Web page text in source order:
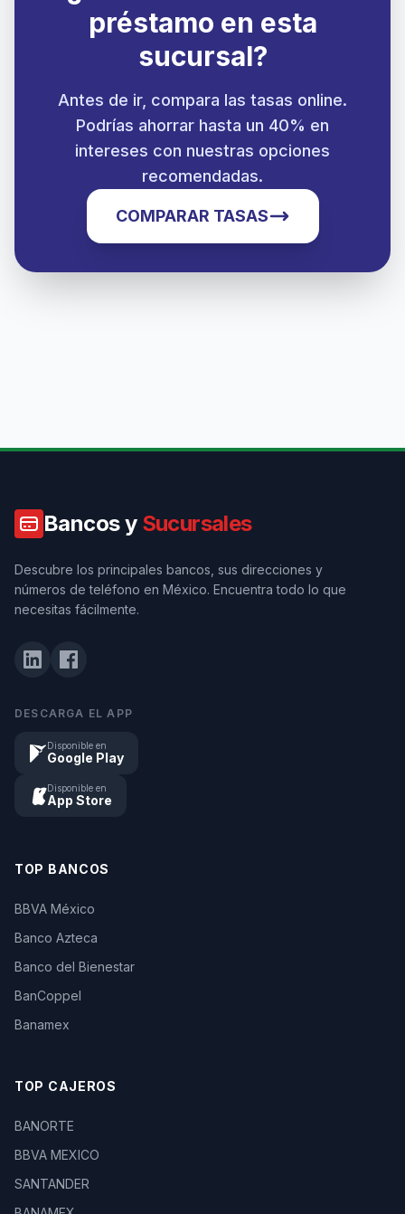
préstamo en esta
sucursal?
Antes de ir, compara las tasas online.
Podrías ahorrar hasta un 40% en
intereses con nuestras opciones
recomendadas.
COMPARAR TASAS
Bancos y Sucursales
Descubre los principales bancos, sus direcciones y
números de teléfono en México. Encuentra todo lo que
necesitas fácilmente.
DESCARGA EL APP
Disponible en
Google Play
Disponible en
App Store
TOP BANCOS
BBVA México
Banco Azteca
Banco del Bienestar
BanCoppel
Banamex
TOP CAJEROS
BANORTE
BBVA MEXICO
SANTANDER